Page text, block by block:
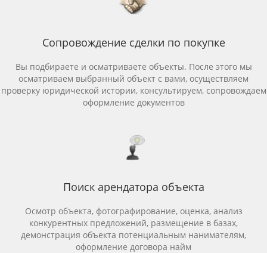
Сопровождение сделки по покупке
Вы подбираете и осматриваете объекты. После этого мы
осматриваем выбранный объект с вами, осуществляем
проверку юридической истории, консультируем, сопровождаем
оформление документов
Поиск арендатора объекта
Осмотр объекта, фотографирование, оценка, анализ
конкурентных предложений, размещение в базах,
демонстрация объекта потенциальным нанимателям,
оформление договора найм